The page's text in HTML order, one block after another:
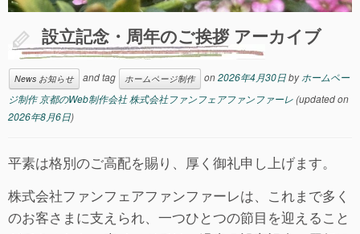
設立記念・周年のご挨拶 アーカイブ
News お知らせ and tag ホームページ制作 on2026年4月30日byホームペー
ジ制作 京都のWeb制作会社 株式会社ファンフェアファンファーレ(updated on
2026年8月6日)
平素は格別のご高配を賜り、厚く御礼申し上げます。
株式会社ファンフェアファンファーレは、これまで多く
のお客さまに支えられ、一つひとつの節目を迎えること